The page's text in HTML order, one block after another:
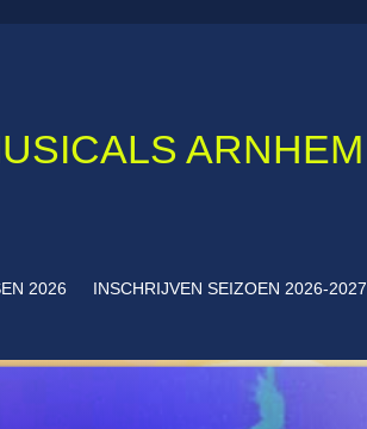
ARNHEM
2026 INSCHRIJVEN SEIZOEN 2026-2027